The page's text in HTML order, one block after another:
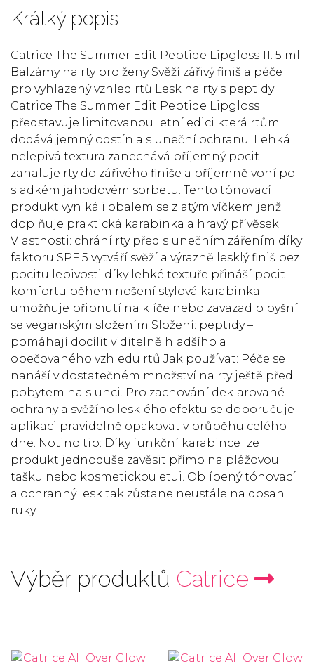
Krátký popis
Catrice The Summer Edit Peptide Lipgloss 11. 5 ml
Balzámy na rty pro ženy Svěží zářivý finiš a péče
pro vyhlazený vzhled rtů Lesk na rty s peptidy
Catrice The Summer Edit Peptide Lipgloss
představuje limitovanou letní edici která rtům
dodává jemný odstín a sluneční ochranu. Lehká
nelepivá textura zanechává příjemný pocit
zahaluje rty do zářivého finiše a příjemně voní po
sladkém jahodovém sorbetu. Tento tónovací
produkt vyniká i obalem se zlatým víčkem jenž
doplňuje praktická karabinka a hravý přívěsek.
Vlastnosti: chrání rty před slunečním zářením díky
faktoru SPF 5 vytváří svěží a výrazně lesklý finiš bez
pocitu lepivosti díky lehké textuře přináší pocit
komfortu během nošení stylová karabinka
umožňuje připnutí na klíče nebo zavazadlo pyšní
se veganským složením Složení: peptidy –
pomáhají docílit viditelně hladšího a
opečovaného vzhledu rtů Jak používat: Péče se
nanáší v dostatečném množství na rty ještě před
pobytem na slunci. Pro zachování deklarované
ochrany a svěžího lesklého efektu se doporučuje
aplikaci pravidelně opakovat v průběhu celého
dne. Notino tip: Díky funkční karabince lze
produkt jednoduše zavěsit přímo na plážovou
tašku nebo kosmetickou etui. Oblíbený tónovací
a ochranný lesk tak zůstane neustále na dosah
ruky.
Výběr produktů Catrice